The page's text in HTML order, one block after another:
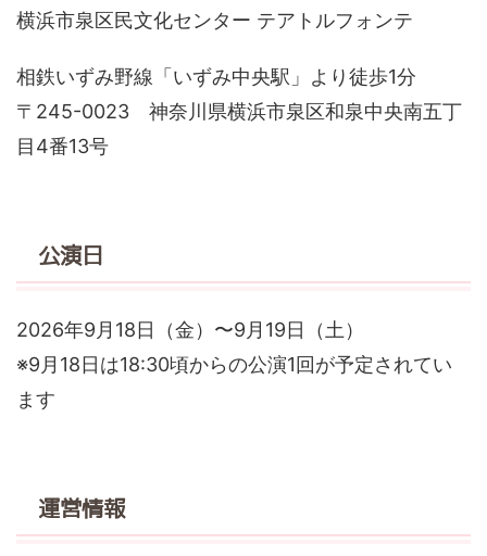
横浜市泉区民文化センター テアトルフォンテ
相鉄いずみ野線「いずみ中央駅」より徒歩1分
〒245-0023 神奈川県横浜市泉区和泉中央南五丁
目4番13号
公演日
2026年9月18日（金）〜9月19日（土）
※9月18日は18:30頃からの公演1回が予定されてい
ます
運営情報